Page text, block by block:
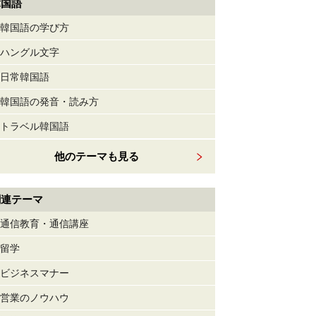
語
韓国語の学び方
ハングル文字
日常韓国語
韓国語の発音・読み方
トラベル韓国語
他のテーマも見る
テーマ
通信教育・通信講座
留学
ビジネスマナー
営業のノウハウ